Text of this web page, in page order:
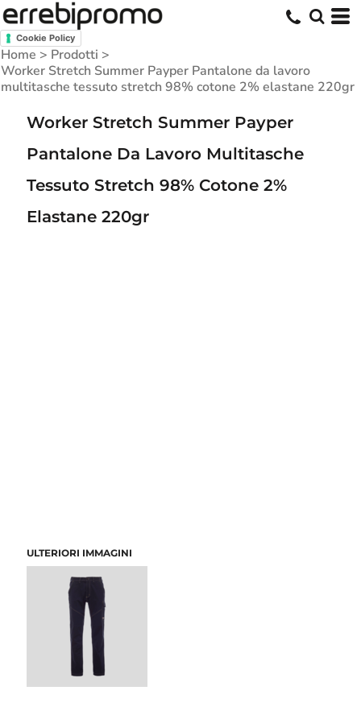
Cookie Policy
Home > Prodotti >
Worker Stretch Summer Payper Pantalone da lavoro
multitasche tessuto stretch 98% cotone 2% elastane 220gr
Worker Stretch Summer Payper
Pantalone Da Lavoro Multitasche
Tessuto Stretch 98% Cotone 2%
Elastane 220gr
ULTERIORI IMMAGINI